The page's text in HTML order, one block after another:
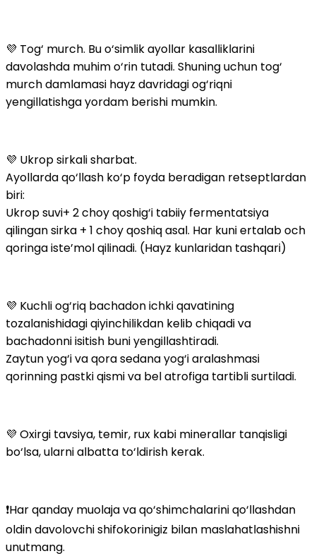
💜 Tog‘ murch. Bu o‘simlik ayollar kasalliklarini
davolashda muhim o‘rin tutadi. Shuning uchun tog‘
murch damlamasi hayz davridagi og‘riqni
yengillatishga yordam berishi mumkin.
💜 Ukrop sirkali sharbat.
Ayollarda qo‘llash ko‘p foyda beradigan retseptlardan
biri:
Ukrop suvi+ 2 choy qoshig‘i tabiiy fermentatsiya
qilingan sirka + 1 choy qoshiq asal. Har kuni ertalab och
qoringa iste’mol qilinadi. (Hayz kunlaridan tashqari)
💜 Kuchli og‘riq bachadon ichki qavatining
tozalanishidagi qiyinchilikdan kelib chiqadi va
bachadonni isitish buni yengillashtiradi.
Zaytun yog‘i va qora sedana yog‘i aralashmasi
qorinning pastki qismi va bel atrofiga tartibli surtiladi.
💜 Oxirgi tavsiya, temir, rux kabi minerallar tanqisligi
bo‘lsa, ularni albatta to‘ldirish kerak.
❗️Har qanday muolaja va qo‘shimchalarini qo‘llashdan
oldin davolovchi shifokorinigiz bilan maslahatlashishni
unutmang.